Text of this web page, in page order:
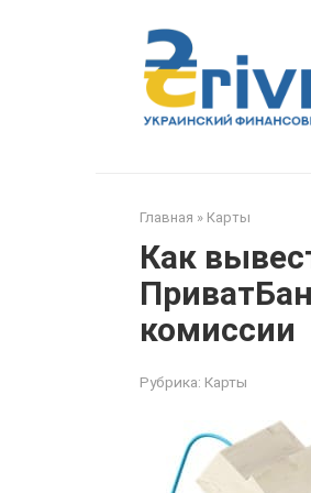
Главная » Карты
Как
комиссии
Рубрика: Карты